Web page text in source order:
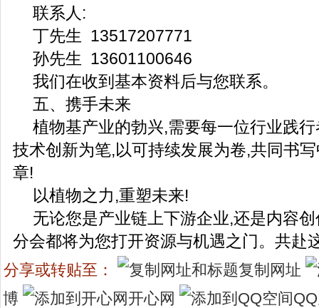
联系人:
丁先生 13517207771
孙先生 13601100646
我们在收到基本资料后与您联系。
五、携手未来
植物基产业的勃兴,需要每一位行业践
技术创新为笔,以可持续发展为卷,共同书
章!
​以植物之力,重塑未来!
无论您是产业链上下游企业,还是内容
分会都将为您打开资源与机遇之门。共赴
分享或转贴至：
复制网址
博
开心网